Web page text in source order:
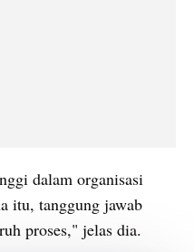
dalam organisasi
proses," jelas dia.